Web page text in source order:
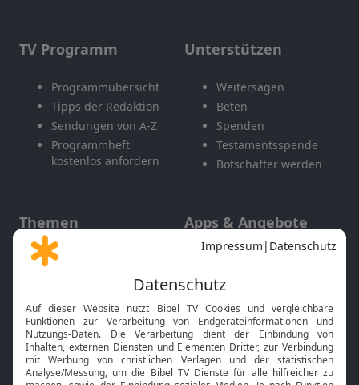
TV Programm
Programmübersicht
Tipps der Redaktion
Sendungen von A-Z
Programmheft
kostenlos anfordern
Unterstützen
Weitersagen
Beten
Spenden
Testamentsspende
Botschafter werden
Themen
Gott und Bibel erklärt
Neuigkeiten
Apps & Angebote
Mobile App
Smart TV
HbbTV
Bibelthek Online-Bibel
Nächster Gottesdienst